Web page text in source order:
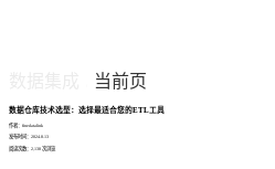
当前页
数据仓库技术选型：选择最适合您的ETL工具
作者：finedatalink
发布时间：2024.8.13
阅读次数：2,138 次浏览